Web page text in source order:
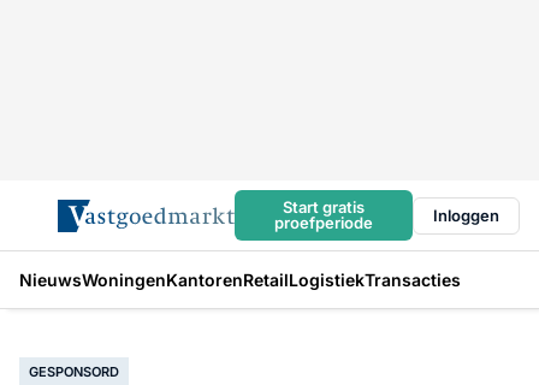
Start gratis
proefperiode
Inloggen
NieuwsWoningenKantorenRetailLogistiekTransacties
GESPONSORD